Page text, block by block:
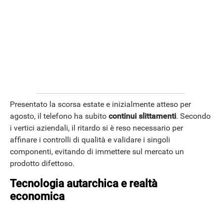
Presentato la scorsa estate e inizialmente atteso per
agosto, il telefono ha subito continui slittamenti. Secondo
i vertici aziendali, il ritardo si è reso necessario per
affinare i controlli di qualità e validare i singoli
componenti, evitando di immettere sul mercato un
prodotto difettoso.
Tecnologia autarchica e realtà
economica